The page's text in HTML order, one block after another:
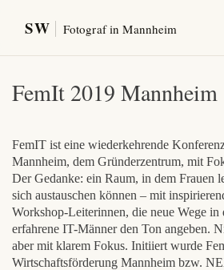
SW Fotograf in Mannheim
FemIt 2019 Mannheim
FemIT ist eine wiederkehrende
Mannheim, dem Gründerzentrum, mit
Der Gedanke: ein Raum, in dem Frauen
sich austauschen können – mit
Workshop-Leiterinnen, die neue Wege in
erfahrene IT-Männer den Ton angeben.
aber mit klarem Fokus. Initiiert wurde
Wirtschaftsförderung Mannheim bzw.